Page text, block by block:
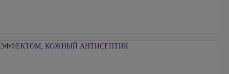
КОЖНЫЙ АНТИСЕПТИК